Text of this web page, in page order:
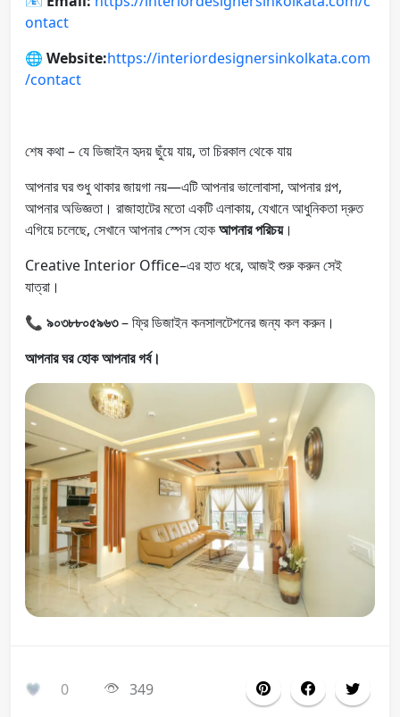
ontact
🌐 Website:https://interiordesignersinkolkata.com
/contact
শেষ কথা – যে ডিজাইন হৃদয় ছুঁয়ে যায়, তা চিরকাল থেকে যায়
আপনার ঘর শুধু থাকার জায়গা নয়—এটি আপনার ভালোবাসা, আপনার গল্প,
আপনার অভিজ্ঞতা। রাজাহাটের মতো একটি এলাকায়, যেখানে আধুনিকতা দ্রুত
এগিয়ে চলেছে, সেখানে আপনার স্পেস হোকআপনার পরিচয়।
Creative Interior Office–এর হাত ধরে, আজই শুরু করুন সেই
যাত্রা।
📞 ৯০৩৮৮০৫৯৬৩– ফ্রি ডিজাইন কনসালটেশনের জন্য কল করুন।
আপনার ঘর হোক আপনার গর্ব।
0 349